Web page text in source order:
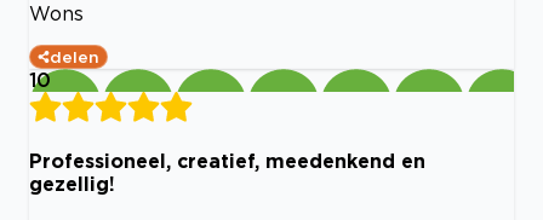
Wons
delen
10
Professioneel, creatief, meedenkend en
gezellig!